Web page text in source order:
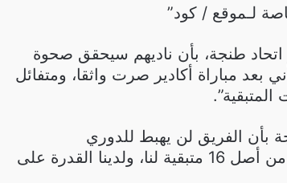
لـموقع / كود”
اتحاد طنجة، بأن ناديهم سيحقق صحوة
بعد مباراة أكادير صرت واثقا، ومتفائل
المتبقية”.
بأن الفريق لن يهبط للدوري
الثاني.. ينبغي حسم 7 مباريات من أصل 16 متبقية لنا، ولدينا القدرة على